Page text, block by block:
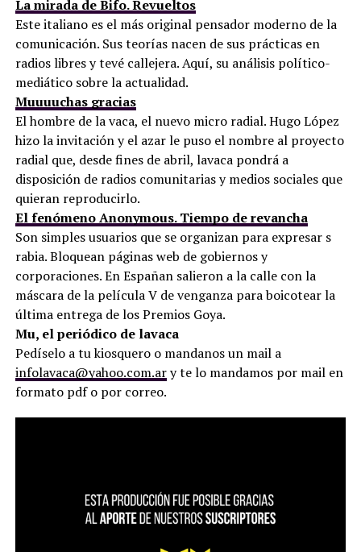
La mirada de Bifo. Revueltos
Este italiano es el más original pensador moderno de la
comunicación. Sus teorías nacen de sus prácticas en
radios libres y tevé callejera. Aquí, su análisis político-
mediático sobre la actualidad.
Muuuuchas gracias
El hombre de la vaca, el nuevo micro radial. Hugo López
hizo la invitación y el azar le puso el nombre al proyecto
radial que, desde fines de abril, lavaca pondrá a
disposición de radios comunitarias y medios sociales que
quieran reproducirlo.
El fenómeno Anonymous. Tiempo de revancha
Son simples usuarios que se organizan para expresar s
rabia. Bloquean páginas web de gobiernos y
corporaciones. En Españan salieron a la calle con la
máscara de la película V de venganza para boicotear la
última entrega de los Premios Goya.
Mu, el periódico de lavaca
Pedíselo a tu kiosquero o mandanos un mail a
infolavaca@yahoo.com.ary te lo mandamos por mail en
formato pdf o por correo.